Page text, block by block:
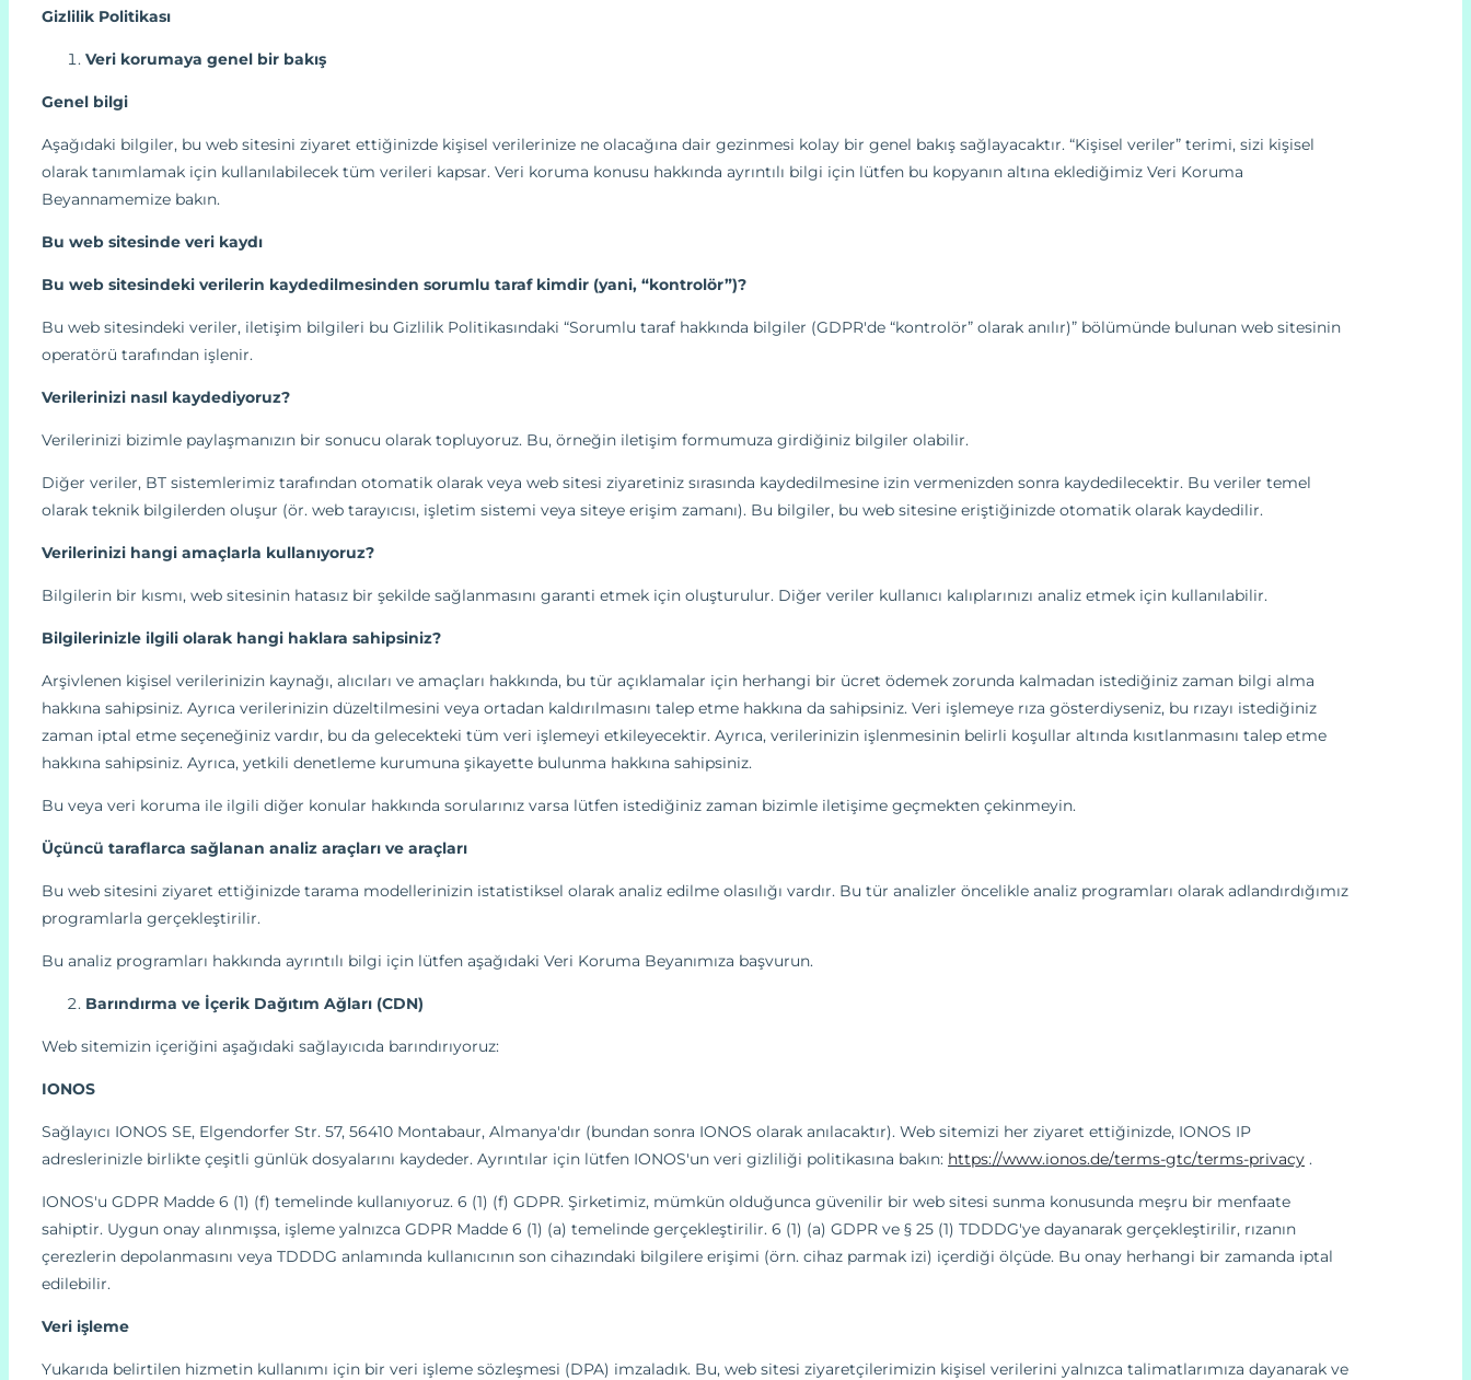
Gizlilik Politikası
Veri korumaya genel bir bakış
Genel bilgi
Aşağıdaki bilgiler, bu web sitesini ziyaret ettiğinizde kişisel verilerinize ne olacağına dair gezinmesi kolay bir genel bakış sağlayacaktır. “Kişisel veriler” terimi, sizi kişisel
olarak tanımlamak için kullanılabilecek tüm verileri kapsar. Veri koruma konusu hakkında ayrıntılı bilgi için lütfen bu kopyanın altına eklediğimiz Veri Koruma
Beyannamemize bakın.
Bu web sitesinde veri kaydı
Bu web sitesindeki verilerin kaydedilmesinden sorumlu taraf kimdir (yani, “kontrolör”)?
Bu web sitesindeki veriler, iletişim bilgileri bu Gizlilik Politikasındaki “Sorumlu taraf hakkında bilgiler (GDPR'de “kontrolör” olarak anılır)” bölümünde bulunan web sitesinin
operatörü tarafından işlenir.
Verilerinizi nasıl kaydediyoruz?
Verilerinizi bizimle paylaşmanızın bir sonucu olarak topluyoruz. Bu, örneğin iletişim formumuza girdiğiniz bilgiler olabilir.
Diğer veriler, BT sistemlerimiz tarafından otomatik olarak veya web sitesi ziyaretiniz sırasında kaydedilmesine izin vermenizden sonra kaydedilecektir. Bu veriler temel
olarak teknik bilgilerden oluşur (ör. web tarayıcısı, işletim sistemi veya siteye erişim zamanı). Bu bilgiler, bu web sitesine eriştiğinizde otomatik olarak kaydedilir.
Verilerinizi hangi amaçlarla kullanıyoruz?
Bilgilerin bir kısmı, web sitesinin hatasız bir şekilde sağlanmasını garanti etmek için oluşturulur. Diğer veriler kullanıcı kalıplarınızı analiz etmek için kullanılabilir.
Bilgilerinizle ilgili olarak hangi haklara sahipsiniz?
Arşivlenen kişisel verilerinizin kaynağı, alıcıları ve amaçları hakkında, bu tür açıklamalar için herhangi bir ücret ödemek zorunda kalmadan istediğiniz zaman bilgi alma
hakkına sahipsiniz. Ayrıca verilerinizin düzeltilmesini veya ortadan kaldırılmasını talep etme hakkına da sahipsiniz. Veri işlemeye rıza gösterdiyseniz, bu rızayı istediğiniz
zaman iptal etme seçeneğiniz vardır, bu da gelecekteki tüm veri işlemeyi etkileyecektir. Ayrıca, verilerinizin işlenmesinin belirli koşullar altında kısıtlanmasını talep etme
hakkına sahipsiniz. Ayrıca, yetkili denetleme kurumuna şikayette bulunma hakkına sahipsiniz.
Bu veya veri koruma ile ilgili diğer konular hakkında sorularınız varsa lütfen istediğiniz zaman bizimle iletişime geçmekten çekinmeyin.
Üçüncü taraflarca sağlanan analiz araçları ve araçları
Bu web sitesini ziyaret ettiğinizde tarama modellerinizin istatistiksel olarak analiz edilme olasılığı vardır. Bu tür analizler öncelikle analiz programları olarak adlandırdığımız
programlarla gerçekleştirilir.
Bu analiz programları hakkında ayrıntılı bilgi için lütfen aşağıdaki Veri Koruma Beyanımıza başvurun.
Barındırma ve İçerik Dağıtım Ağları (CDN)
Web sitemizin içeriğini aşağıdaki sağlayıcıda barındırıyoruz:
IONOS
Sağlayıcı IONOS SE, Elgendorfer Str. 57, 56410 Montabaur, Almanya'dır (bundan sonra IONOS olarak anılacaktır). Web sitemizi her ziyaret ettiğinizde, IONOS IP
adreslerinizle birlikte çeşitli günlük dosyalarını kaydeder. Ayrıntılar için lütfen IONOS'un veri gizliliği politikasına bakın: https://www.ionos.de/terms-gtc/terms-privacy .
IONOS'u GDPR Madde 6 (1) (f) temelinde kullanıyoruz. 6 (1) (f) GDPR. Şirketimiz, mümkün olduğunca güvenilir bir web sitesi sunma konusunda meşru bir menfaate
sahiptir. Uygun onay alınmışsa, işleme yalnızca GDPR Madde 6 (1) (a) temelinde gerçekleştirilir. 6 (1) (a) GDPR ve § 25 (1) TDDDG'ye dayanarak gerçekleştirilir, rızanın
çerezlerin depolanmasını veya TDDDG anlamında kullanıcının son cihazındaki bilgilere erişimi (örn. cihaz parmak izi) içerdiği ölçüde. Bu onay herhangi bir zamanda iptal
edilebilir.
Veri işleme
Yukarıda belirtilen hizmetin kullanımı için bir veri işleme sözleşmesi (DPA) imzaladık. Bu, web sitesi ziyaretçilerimizin kişisel verilerini yalnızca talimatlarımıza dayanarak ve